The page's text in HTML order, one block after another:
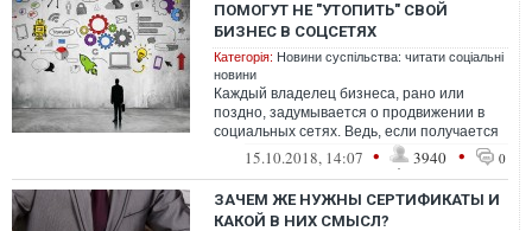
ПОМОГУТ НЕ "УТОПИТЬ" СВОЙ
БИЗНЕС В СОЦСЕТЯХ
Категорія: Новини суспільства: читати соціальні
новини
Каждый владелец бизнеса, рано или
поздно, задумывается о продвижении в
социальных сетях. Ведь, если получается
у других, значит "обязательно выйдет" и...
15.10.2018, 14:07 • 3940 • 0
ЗАЧЕМ ЖЕ НУЖНЫ СЕРТИФИКАТЫ И
КАКОЙ В НИХ СМЫСЛ?